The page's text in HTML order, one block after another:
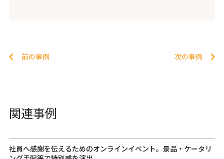
前の事例 次の事例
関連事例
社員へ感謝を伝えるためのオンラインイベント。景品・ケータリ